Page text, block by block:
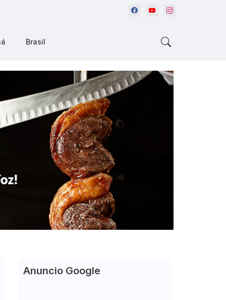
Brasil
Anuncio Google